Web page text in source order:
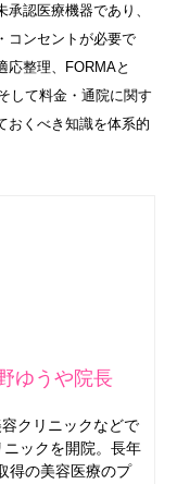
認医療機器であり、
コンセントが必要で
応整理、FORMAと
して料金・通院に関す
おくべき知識を体系的
ゆうや院長
クリニックなどで
ックを開院。長年
得の美容医療のプ